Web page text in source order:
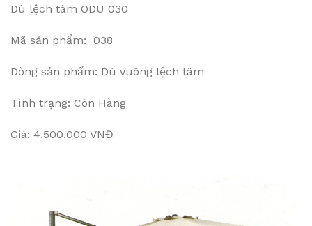
Dù lệch tâm ODU 030
Mã sản phẩm: 038
Dòng sản phẩm: Dù vuông lệch tâm
Tình trạng: Còn Hàng
Giá: 4.500.000 VNĐ